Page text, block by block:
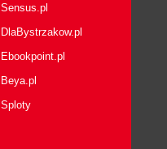
Sensus.pl
DlaBystrzakow.pl
Ebookpoint.pl
Beya.pl
Sploty